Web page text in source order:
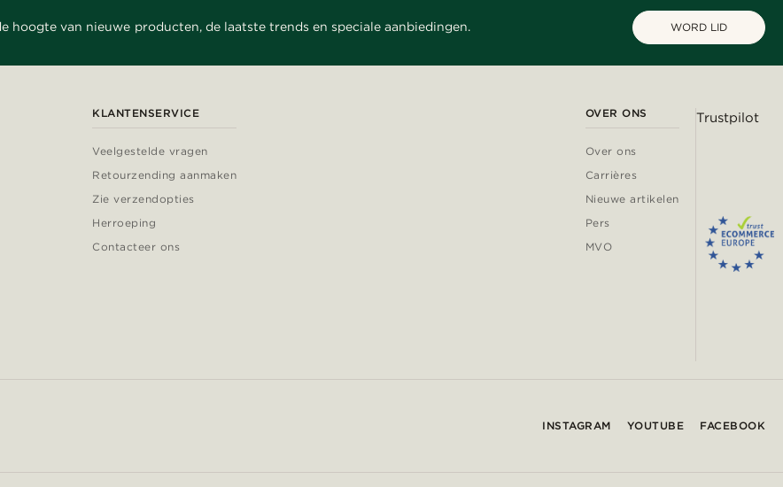
hoogte van nieuwe producten, de laatste trends en speciale aanbiedingen. WORD LID
KLANTENSERVICE
Veelgestelde vragen
Retourzending aanmaken
Zie verzendopties
Herroeping
Contacteer ons
OVER ONS
Over ons
Carrières
Nieuwe artikelen
Pers
MVO
Trustpilot
INSTAGRAM YOUTUBE FACEBOOK